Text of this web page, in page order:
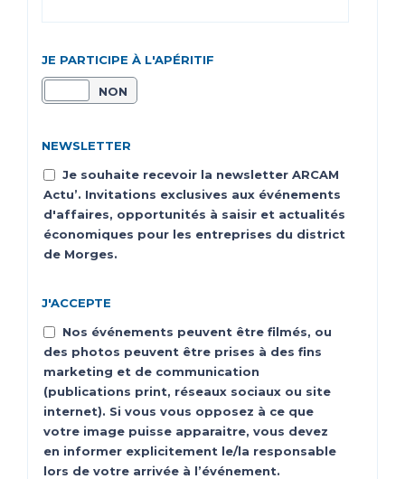
JE PARTICIPE À L'APÉRITIF
NON
NEWSLETTER
Je souhaite recevoir la newsletter ARCAM
Actu’. Invitations exclusives aux événements
d'affaires, opportunités à saisir et actualités
économiques pour les entreprises du district
de Morges.
J'ACCEPTE
Nos événements peuvent être filmés, ou
des photos peuvent être prises à des fins
marketing et de communication
(publications print, réseaux sociaux ou site
internet). Si vous vous opposez à ce que
votre image puisse apparaitre, vous devez
en informer explicitement le/la responsable
lors de votre arrivée à l’événement.